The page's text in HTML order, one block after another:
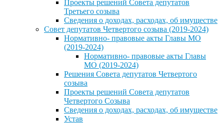
Проекты решений Совета депутатов
Третьего созыва
Сведения о доходах, расходах, об имуществе
Совет депутатов Четвертого созыва (2019-2024)
Нормативно- правовые акты Главы МО
(2019-2024)
Нормативно- правовые акты Главы
МО (2019-2024)
Решения Совета депутатов Четвертого
созыва
Проекты решений Совета депутатов
Четвертого Созыва
Сведения о доходах, расходах, об имуществе
Устав